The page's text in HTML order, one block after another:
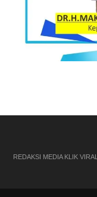
REDAKSI MEDIA KLIK VIRAL